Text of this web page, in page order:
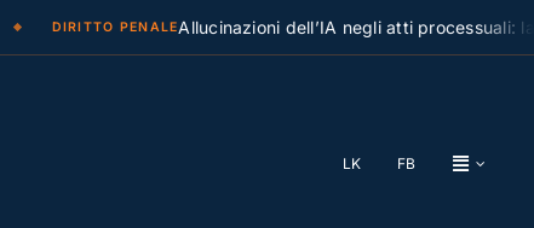
DIRITTO PENALEAllucinazioni dell’IA negli atti processuali: la
LK FB